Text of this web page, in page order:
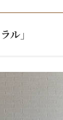
ル」